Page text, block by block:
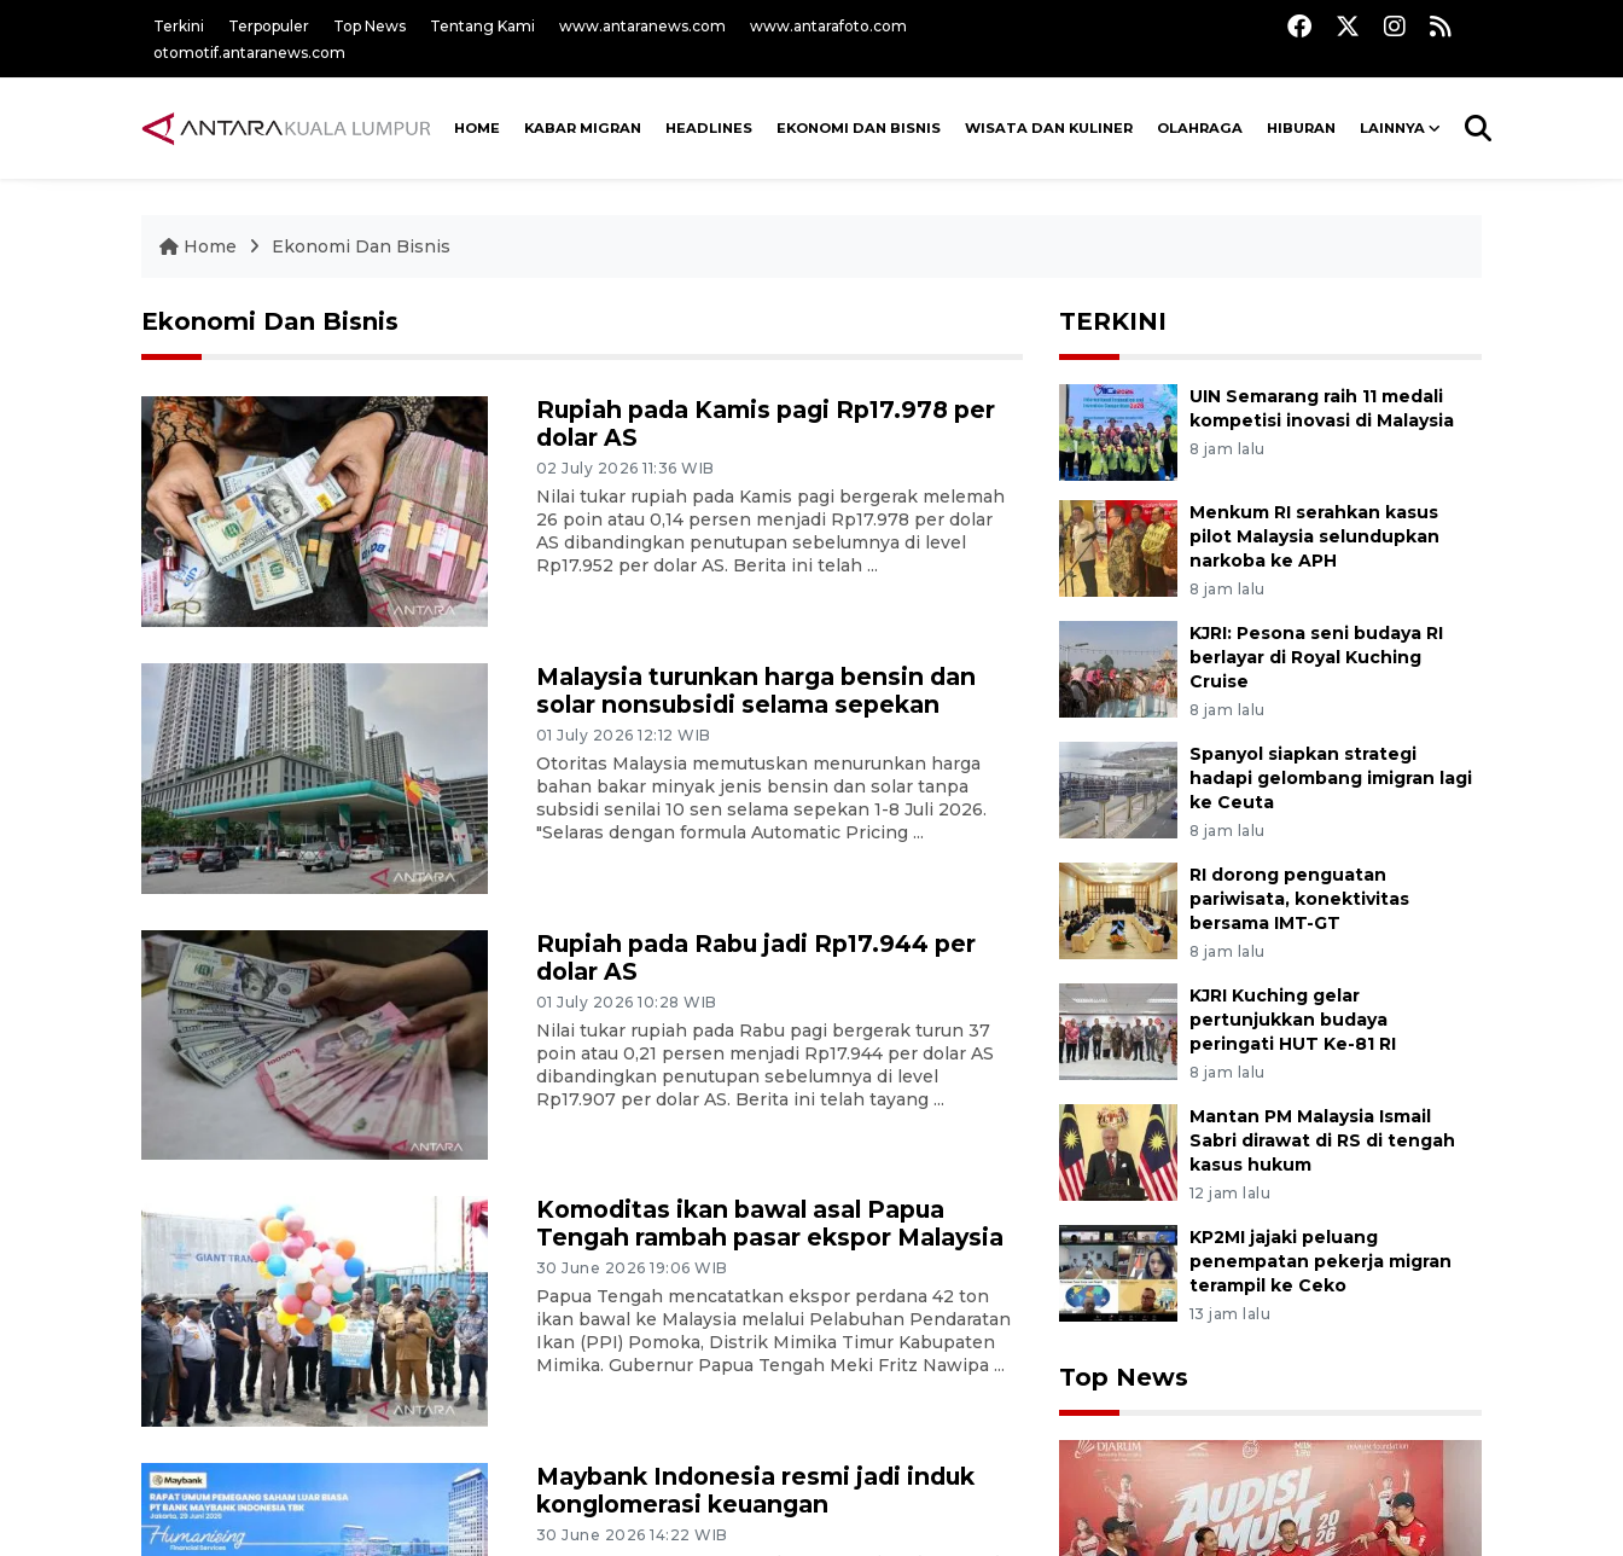
Terkini Terpopuler Top News Tentang Kami www.antaranews.com
www.antarafoto.com
otomotif.antaranews.com
HOME KABAR MIGRAN HEADLINES EKONOMI DAN BISNIS WISATA DAN KULINER OLAHRAGA HIBURAN LAINNYA
Home Ekonomi Dan Bisnis
Ekonomi Dan Bisnis
Rupiah pada Kamis pagi Rp17.978 per
dolar AS
02 July 2026 11:36 WIB
Nilai tukar rupiah pada Kamis pagi bergerak melemah
26 poin atau 0,14 persen menjadi Rp17.978 per dolar
AS dibandingkan penutupan sebelumnya di level
Rp17.952 per dolar AS. Berita ini telah ...
Malaysia turunkan harga bensin dan
solar nonsubsidi selama sepekan
01 July 2026 12:12 WIB
Otoritas Malaysia memutuskan menurunkan harga
bahan bakar minyak jenis bensin dan solar tanpa
subsidi senilai 10 sen selama sepekan 1-8 Juli 2026.
"Selaras dengan formula Automatic Pricing ...
Rupiah pada Rabu jadi Rp17.944 per
dolar AS
01 July 2026 10:28 WIB
Nilai tukar rupiah pada Rabu pagi bergerak turun 37
poin atau 0,21 persen menjadi Rp17.944 per dolar AS
dibandingkan penutupan sebelumnya di level
Rp17.907 per dolar AS. Berita ini telah tayang ...
Komoditas ikan bawal asal Papua
Tengah rambah pasar ekspor Malaysia
30 June 2026 19:06 WIB
Papua Tengah mencatatkan ekspor perdana 42 ton
ikan bawal ke Malaysia melalui Pelabuhan Pendaratan
Ikan (PPI) Pomoka, Distrik Mimika Timur Kabupaten
Mimika. Gubernur Papua Tengah Meki Fritz Nawipa ...
Maybank Indonesia resmi jadi induk
konglomerasi keuangan
30 June 2026 14:22 WIB
TERKINI
UIN Semarang raih 11 medali
kompetisi inovasi di Malaysia
8 jam lalu
Menkum RI serahkan kasus
pilot Malaysia selundupkan
narkoba ke APH
8 jam lalu
KJRI: Pesona seni budaya RI
berlayar di Royal Kuching
Cruise
8 jam lalu
Spanyol siapkan strategi
hadapi gelombang imigran lagi
ke Ceuta
8 jam lalu
RI dorong penguatan
pariwisata, konektivitas
bersama IMT-GT
8 jam lalu
KJRI Kuching gelar
pertunjukkan budaya
peringati HUT Ke-81 RI
8 jam lalu
Mantan PM Malaysia Ismail
Sabri dirawat di RS di tengah
kasus hukum
12 jam lalu
KP2MI jajaki peluang
penempatan pekerja migran
terampil ke Ceko
13 jam lalu
Top News